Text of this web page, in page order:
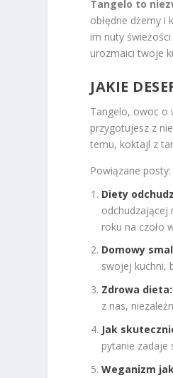
Tangelo to
obłędne dżemy
im nuty
urozmaici twoje
JAKIE
Tangelo, owoc o
przygotujesz z
temu, koktajl z
Powiązane posty:
Diety
odchudzającej
roku na czoło
Domowy
swojej kuchni,
Zdrowa
z nas,
Jak
pytanie zadaje
Weganizm